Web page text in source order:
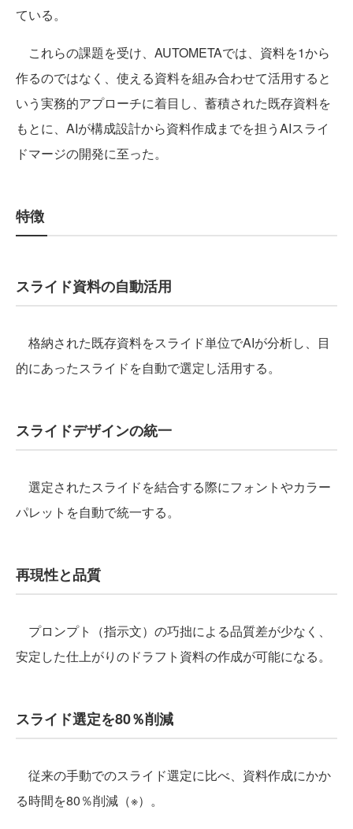
ている。
これらの課題を受け、AUTOMETAでは、資料を1から
作るのではなく、使える資料を組み合わせて活用すると
いう実務的アプローチに着目し、蓄積された既存資料を
もとに、AIが構成設計から資料作成までを担うAIスライ
ドマージの開発に至った。
特徴
スライド資料の自動活用
格納された既存資料をスライド単位でAIが分析し、目
的にあったスライドを自動で選定し活用する。
スライドデザインの統一
選定されたスライドを結合する際にフォントやカラー
パレットを自動で統一する。
再現性と品質
プロンプト（指示文）の巧拙による品質差が少なく、
安定した仕上がりのドラフト資料の作成が可能になる。
スライド選定を80％削減
従来の手動でのスライド選定に比べ、資料作成にかか
る時間を80％削減（※）。